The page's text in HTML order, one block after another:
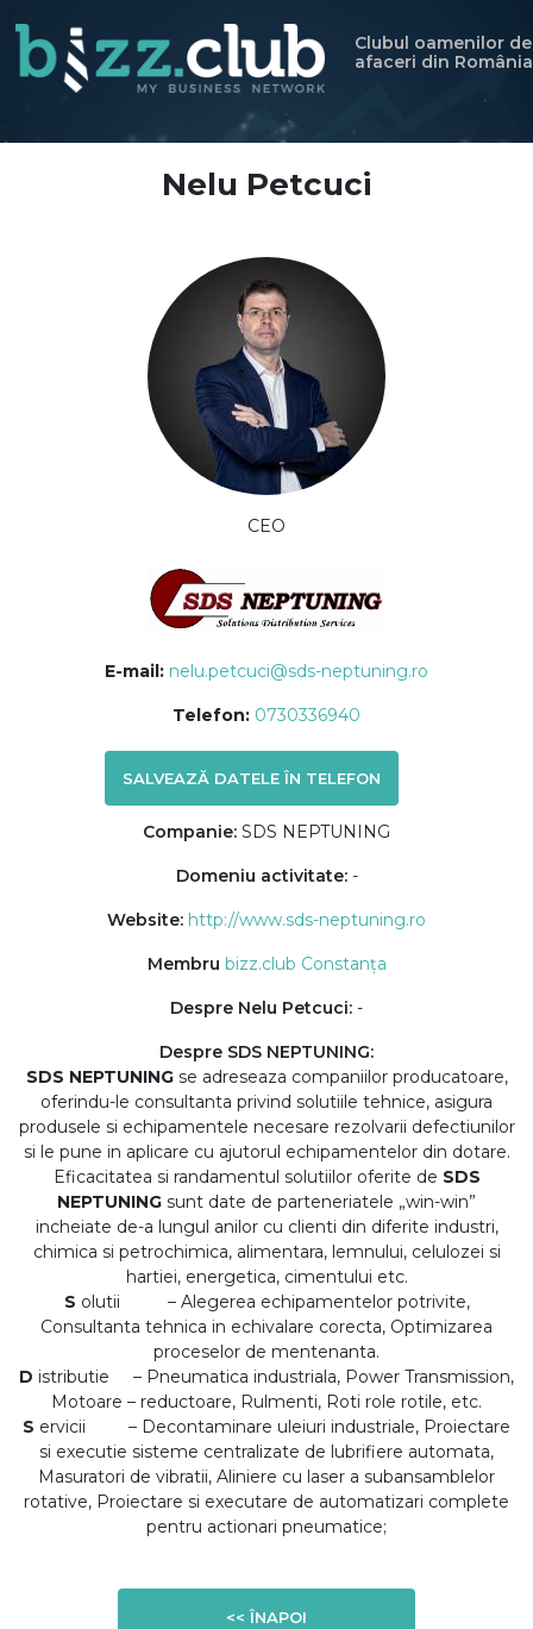
Clubul oamenilor de
afaceri din România
Nelu Petcuci
CEO
E-mail: nelu.petcuci@sds-neptuning.ro
Telefon: 0730336940
SALVEAZĂ DATELE ÎN TELEFON
Companie: SDS NEPTUNING
Domeniu activitate:-
Website: http://www.sds-neptuning.ro
Membru bizz.club Constanța
Despre Nelu Petcuci: -
Despre SDS NEPTUNING:
SDS NEPTUNING se adreseaza companiilor producatoare,
oferindu-le consultanta privind solutiile tehnice, asigura
produsele si echipamentele necesare rezolvarii defectiunilor
si le pune in aplicare cu ajutorul echipamentelor din dotare.
Eficacitatea si randamentul solutiilor oferite de SDS
NEPTUNING sunt date de parteneriatele „win-win”
incheiate de-a lungul anilor cu clienti din diferite industri,
chimica si petrochimica, alimentara, lemnului, celulozei si
hartiei, energetica, cimentului etc.
S olutii – Alegerea echipamentelor potrivite,
Consultanta tehnica in echivalare corecta, Optimizarea
proceselor de mentenanta.
D istributie – Pneumatica industriala, Power Transmission,
Motoare – reductoare, Rulmenti, Roti role rotile, etc.
S ervicii – Decontaminare uleiuri industriale, Proiectare
si executie sisteme centralizate de lubrifiere automata,
Masuratori de vibratii, Aliniere cu laser a subansamblelor
rotative, Proiectare si executare de automatizari complete
pentru actionari pneumatice;
<< ÎNAPOI